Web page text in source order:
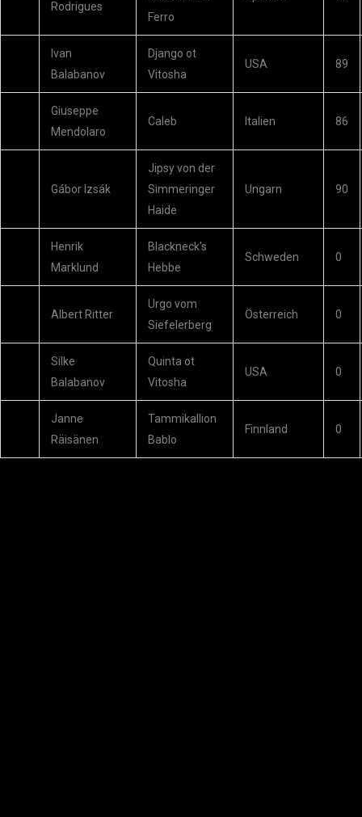
Rodrigues
Ferro
Ivan
Balabanov
Django ot
Vitosha
USA 89
Giuseppe
Mendolaro
Caleb Italien 86
Gábor Izsák
Jipsy von der
Simmeringer
Haide
Ungarn 90
Henrik
Marklund
Blackneck's
Hebbe
Schweden 0
Albert Ritter
Urgo vom
Siefelerberg
Österreich 0
Silke
Balabanov
Quinta ot
Vitosha
USA 0
Janne
Räisänen
Tammikallion
Bablo
Finnland 0